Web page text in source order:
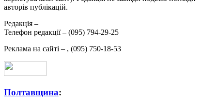
авторів публікацій.
Редакція –
Телефон редакції – (095) 794-29-25
Реклама на сайті – , (095) 750-18-53
Полтавщина: